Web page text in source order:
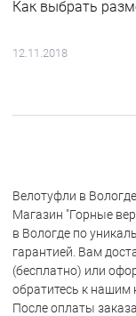
Как выбрать
12.11.2018
Велотуфли в Вологде
Магазин "Горные
в Вологде по
гарантией. Вам
(бесплатно) или
обратитесь к нашим
После оплаты